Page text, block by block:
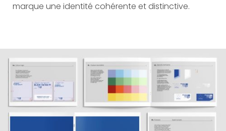
marque une identité cohérente et distinctive.